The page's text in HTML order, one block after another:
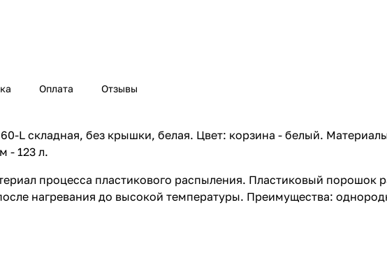
Оплата Отзывы
L складная, без крышки, белая. Цвет: корзина - белый.
- 123 л.
процесса пластикового распыления. Пластиковый порошок
нагревания до высокой температуры. Преимущества: